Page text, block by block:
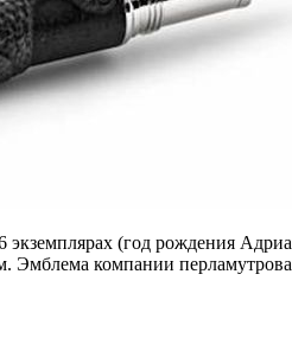
(год рождения
компании